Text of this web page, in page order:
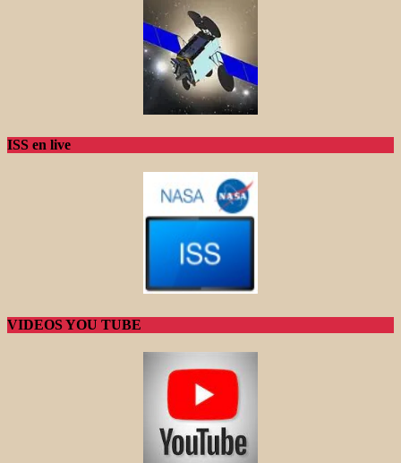
ISS en live
VIDEOS YOU TUBE